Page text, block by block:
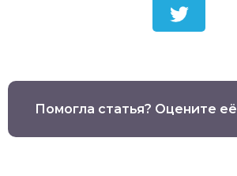
Помогла статья? Оцените её